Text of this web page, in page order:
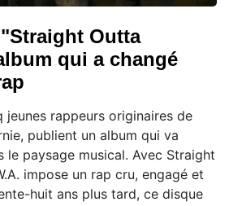
Outta
qui a changé
jeunes rappeurs originaires de
publient un album qui va
le paysage musical. Avec Straight
impose un rap cru, engagé et
huit ans plus tard, ce disque